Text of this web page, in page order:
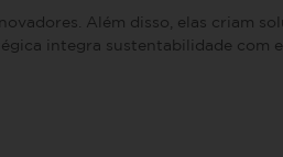
Além disso, elas criam
integra sustentabilidade com